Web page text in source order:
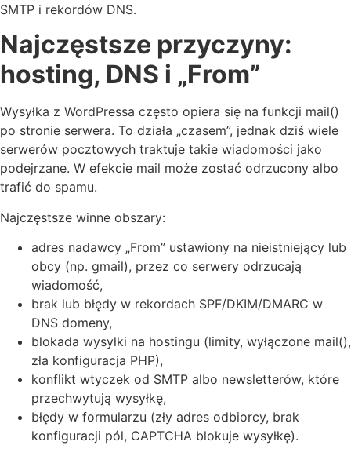
SMTP i rekordów DNS.
Najczęstsze przyczyny:
hosting, DNS i „From”
Wysyłka z WordPressa często opiera się na funkcji mail()
po stronie serwera. To działa „czasem”, jednak dziś wiele
serwerów pocztowych traktuje takie wiadomości jako
podejrzane. W efekcie mail może zostać odrzucony albo
trafić do spamu.
Najczęstsze winne obszary:
adres nadawcy „From” ustawiony na nieistniejący lub
obcy (np. gmail), przez co serwery odrzucają
wiadomość,
brak lub błędy w rekordach SPF/DKIM/DMARC w
DNS domeny,
blokada wysyłki na hostingu (limity, wyłączone mail(),
zła konfiguracja PHP),
konflikt wtyczek od SMTP albo newsletterów, które
przechwytują wysyłkę,
błędy w formularzu (zły adres odbiorcy, brak
konfiguracji pól, CAPTCHA blokuje wysyłkę).